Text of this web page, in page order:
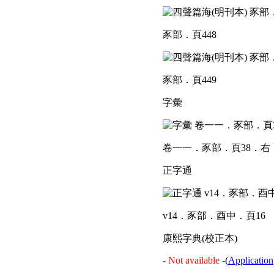
豕部．頁448
豕部．頁449
字彙
卷一一．豕部．頁38．右
正字通
v14．豕部．酉中．頁16
康熙字典(校正本)
- Not available -(Application